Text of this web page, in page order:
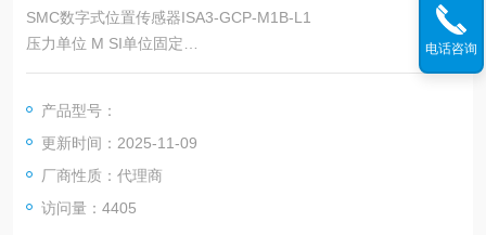
SMC数字式位置传感器ISA3-GCP-M1B-L1
压力单位 M SI单位固定
位数 1 1位
控制单元 L 带控制单元（供气通口左侧）
减压阀 1 带减压阀（AR-A） 圆型压力表
产品型号：
更新时间：2025-11-09
厂商性质：代理商
访问量：4405
电话咨询